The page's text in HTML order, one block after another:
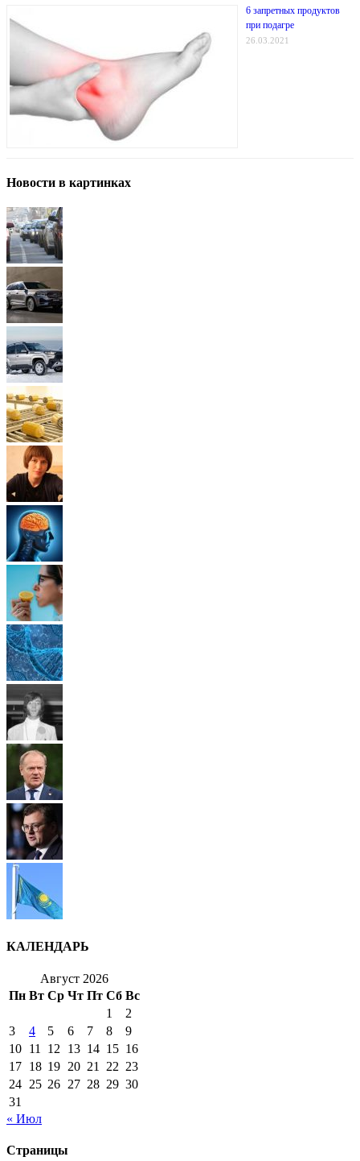
6 запретных продуктов
при подагре
26.03.2021
Новости в картинках
КАЛЕНДАРЬ
Август 2026
Пн Вт Ср Чт Пт Сб Вс
1
2
3
4 5 6 7 8
9
10 11 12 13 14 15 16
17 18 19 20 21 22 23
24 25 26 27 28 29 30
31
« Июл
Страницы